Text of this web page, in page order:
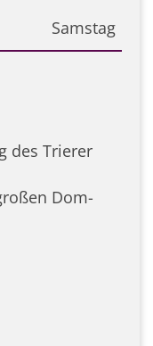
Samstag
des Trierer
Dom-